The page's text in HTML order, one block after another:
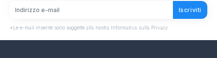
Iscriviti
*Le e-mail inserite sono soggette alla nostra Informativa sulla Privacy